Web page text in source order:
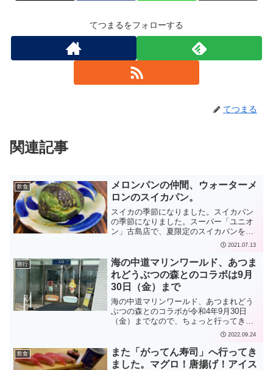
てつまるをフォローする
てつまる
関連記事
飲食
メロンパンの仲間、ウォーターメ
ロンのスイカパン。
スイカの季節になりました。スイカパン
の季節になりました。スーパー「ユニオ
ン」古島店で、夏限定のスイカパンを売
っていました。今回のスイカパンは、中
2021.07.13
旅行
海の中道マリンワールド、あつま
れどうぶつの森とのコラボは9月
30日（金）まで
海の中道マリンワールド、あつまれどう
ぶつの森とのコラボが令和4年9月30日
（金）までなので、ちょっと行ってきま
2022.09.24
飲食
また「がってん寿司」へ行ってき
ました。マグロ！唐揚げ！アイス